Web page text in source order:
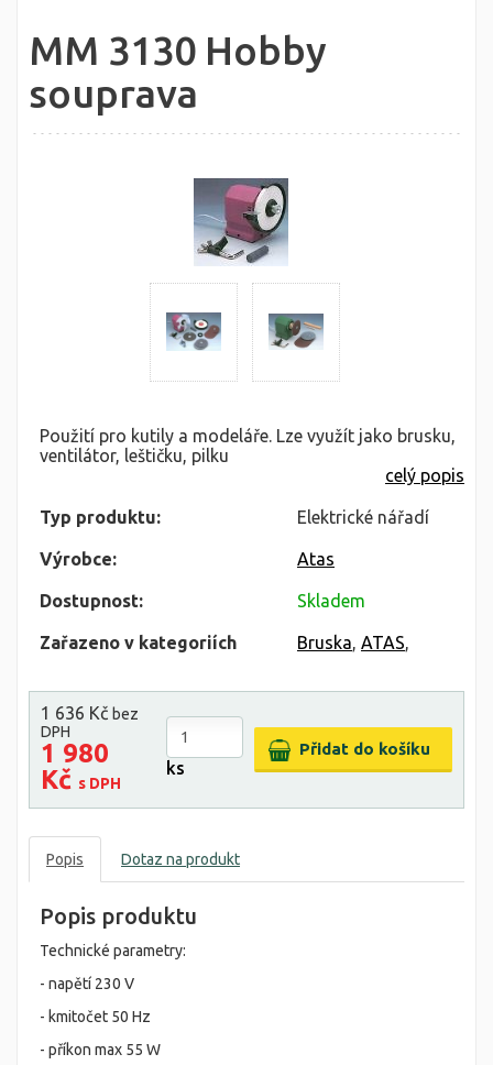
MM 3130 Hobby
souprava
Použití pro kutily a modeláře. Lze využít jako brusku,
ventilátor, leštičku, pilku
celý popis
Typ produktu: Elektrické nářadí
Výrobce: Atas
Dostupnost: Skladem
Zařazeno v kategoriích Bruska, ATAS,
1 636 Kč bez
DPH
1 980
Kč s DPH
ks
Popis Dotaz na produkt
Popis produktu
Technické parametry:
- napětí 230 V
- kmitočet 50 Hz
- příkon max 55 W